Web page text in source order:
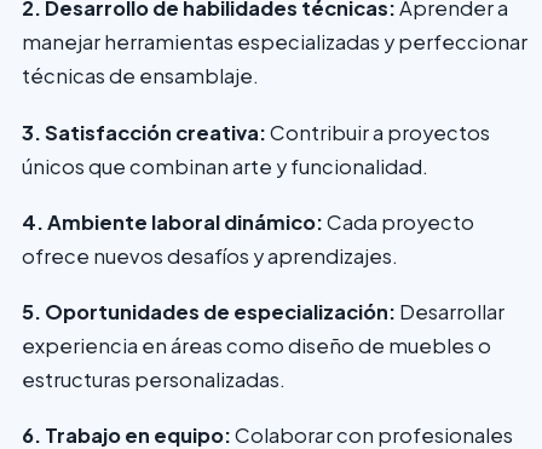
2. Desarrollo de habilidades técnicas:Aprender a
manejar herramientas especializadas y perfeccionar
técnicas de ensamblaje.
3. Satisfacción creativa:Contribuir a proyectos
únicos que combinan arte y funcionalidad.
4. Ambiente laboral dinámico:Cada proyecto
ofrece nuevos desafíos y aprendizajes.
5. Oportunidades de especialización: Desarrollar
experiencia en áreas como diseño de muebles o
estructuras personalizadas.
6. Trabajo en equipo:Colaborar con profesionales